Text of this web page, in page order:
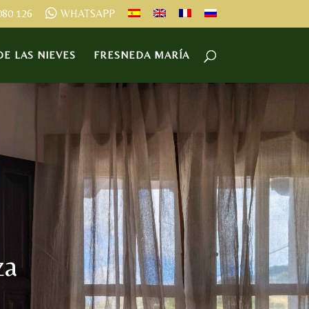
126 WHATSAPP
LAS NIEVES FRESNEDA MARÍA